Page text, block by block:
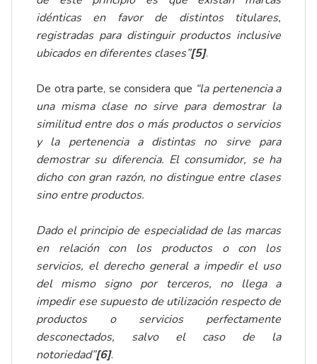
idénticas en favor de distintos titulares,
registradas para distinguir productos inclusive
ubicados en diferentes clases”[5].
De otra parte, se considera que “la pertenencia a
una misma clase no sirve para demostrar la
similitud entre dos o más productos o servicios
y la pertenencia a distintas no sirve para
demostrar su diferencia. El consumidor, se ha
dicho con gran razón, no distingue entre clases
sino entre productos.
Dado el principio de especialidad de las marcas
en relación con los productos o con los
servicios, el derecho general a impedir el uso
del mismo signo por terceros, no llega a
impedir ese supuesto de utilización respecto de
productos o servicios perfectamente
desconectados, salvo el caso de la
notoriedad”[6].